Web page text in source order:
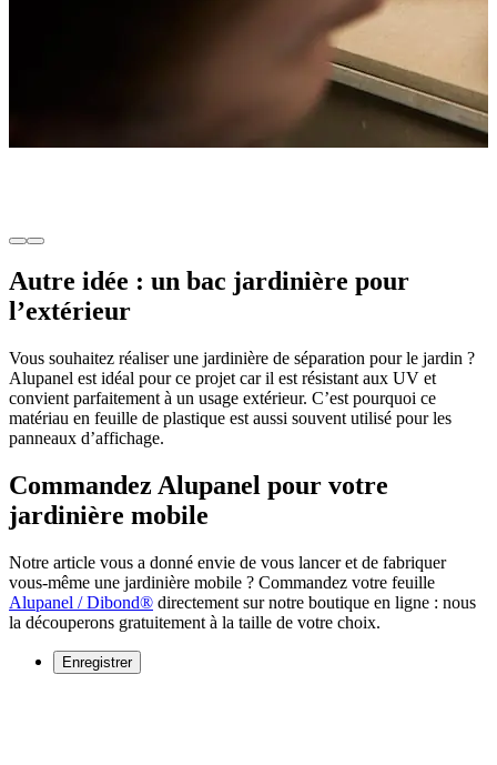
Autre idée : un bac jardinière pour
l’extérieur
Vous souhaitez réaliser une jardinière de séparation pour le jardin ?
Alupanel est idéal pour ce projet car il est résistant aux UV et
convient parfaitement à un usage extérieur. C’est pourquoi ce
matériau en feuille de plastique est aussi souvent utilisé pour les
panneaux d’affichage.
Commandez Alupanel pour votre
jardinière mobile
Notre article vous a donné envie de vous lancer et de fabriquer
vous-même une jardinière mobile ? Commandez votre feuille
Alupanel / Dibond® directement sur notre boutique en ligne : nous
la découperons gratuitement à la taille de votre choix.
Enregistrer